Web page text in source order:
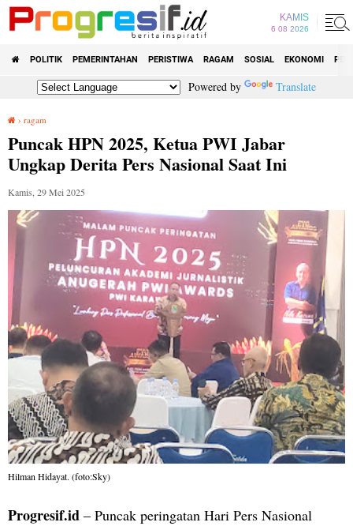
KAMIS
6 08 2026
POLITIK PEMERINTAHAN PERISTIWA RAGAM SOSIAL EKONOMI
Powered by Translate
› ragam
Puncak HPN 2025, Ketua PWI Jabar
Ungkap Derita Pers Nasional Saat Ini
Kamis, 29 Mei 2025
Hilman Hidayat. (foto:Sky)
Progresif.id – Puncak peringatan Hari Pers Nasional